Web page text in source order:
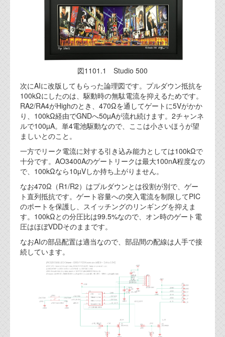
図1101.1 Studio 500
次にAIに改版してもらった論理図です。プルダウン抵抗を
100kΩにしたのは、駆動時の無駄電流を抑えるためです。
RA2/RA4がHighのとき、470Ωを通してゲートに5Vがかか
り、100kΩ経由でGNDへ50µAが流れ続けます。2チャンネ
ルで100µA。単4電池駆動なので、ここは小さいほうが望
ましいとのこと。
一方でリーク電流に対する引き込み能力としては100kΩで
十分です。AO3400Aのゲートリークは最大100nA程度なの
で、100kΩなら10µVしか持ち上がりません。
なお470Ω（R1/R2）はプルダウンとは役割が別で、ゲー
ト直列抵抗です。ゲート容量への突入電流を制限してPIC
のポートを保護し、スイッチングのリンギングを抑えま
す。100kΩとの分圧比は99.5%なので、オン時のゲート電
圧はほぼVDDそのままです。
なおAIの部品配置は適当なので、部品間の配線は人手で接
続しています。